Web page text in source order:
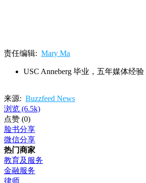
责任编辑: Mary Ma
USC Anneberg 毕业，五年媒体经验
来源: Buzzfeed News
浏览 (6.5k)
点赞 (0)
脸书分享
微信分享
热门商家
教育及服务
金融服务
律师